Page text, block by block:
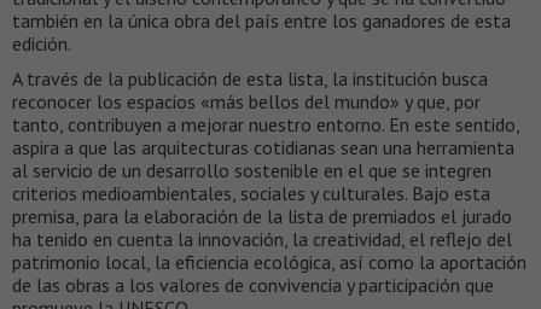
también en la única obra del país entre los ganadores de esta
edición.
A través de la publicación de esta lista, la institución busca
reconocer los espacios «más bellos del mundo» y que, por
tanto, contribuyen a mejorar nuestro entorno. En este sentido,
aspira a que las arquitecturas cotidianas sean una herramienta
al servicio de un desarrollo sostenible en el que se integren
criterios medioambientales, sociales y culturales. Bajo esta
premisa, para la elaboración de la lista de premiados el jurado
ha tenido en cuenta la innovación, la creatividad, el reflejo del
patrimonio local, la eficiencia ecológica, así como la aportación
de las obras a los valores de convivencia y participación que